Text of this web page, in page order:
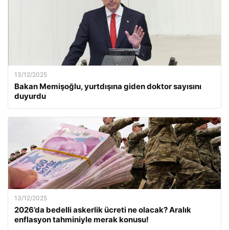
13/12/2025
Bakan Memişoğlu, yurtdışına giden doktor sayısını
duyurdu
13/12/2025
2026’da bedelli askerlik ücreti ne olacak? Aralık
enflasyon tahminiyle merak konusu!